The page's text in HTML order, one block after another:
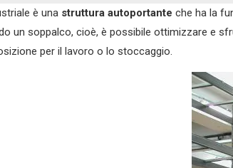
su basi mobili
è una struttura autoportante che ha la
un soppalco, cioè, è possibile ottimizzare e
per il lavoro o lo stoccaggio.